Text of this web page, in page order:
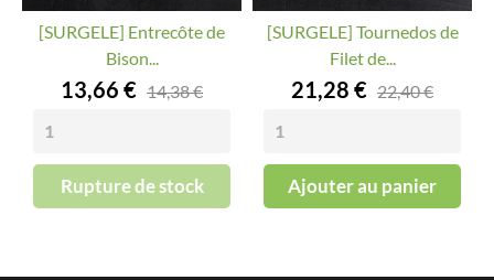
[SURGELE] Entrecôte de
Bison...
Prix
13,66 € 14,38 €
Rupture de stock
[SURGELE] Tournedos de
Filet de...
Prix
21,28 € 22,40 €
Ajouter au panier